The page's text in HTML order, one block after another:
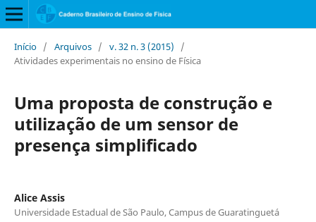
Início / Arquivos / v. 32 n. 3 (2015)
/
Atividades experimentais no ensino de Física
Uma proposta de construção e
utilização de um sensor de
presença simplificado
Alice Assis
Universidade Estadual de São Paulo, Campus de Guaratinguetá